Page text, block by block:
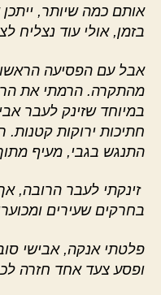
אותם כמה שיותר,
בזמן, אולי עוד
אבל עם הפסיעה
מהתקרה. הרמתי את
במיוחד שזינק לעבר
חתיכות ירוקות
התנגש בגבי, מעיף
זינקתי לעבר הרובה,
בחרקים שעירים
פלטתי אנקה, אבישי
ופסע צעד אחד חזרה